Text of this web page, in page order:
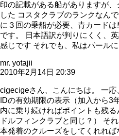
印の記載がある船がありますが
した コスタクラブのランクなん
に３回の乗船が必要、青カード
です。 日本語訳が判りにくく、
感じです それでも、私はパール
mr. yotajii
2010年2月14日 20:39
cigecigeさん、こんにちは。 一
IDの有効期限の表示（加入から3
内に乗り続ければポイントも残
ドルフィンクラブと同じ？） そ
本発着のクルーズをしてくれれ